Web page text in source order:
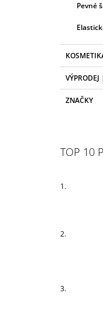
Pevné
ZNAČKY
TOP 10